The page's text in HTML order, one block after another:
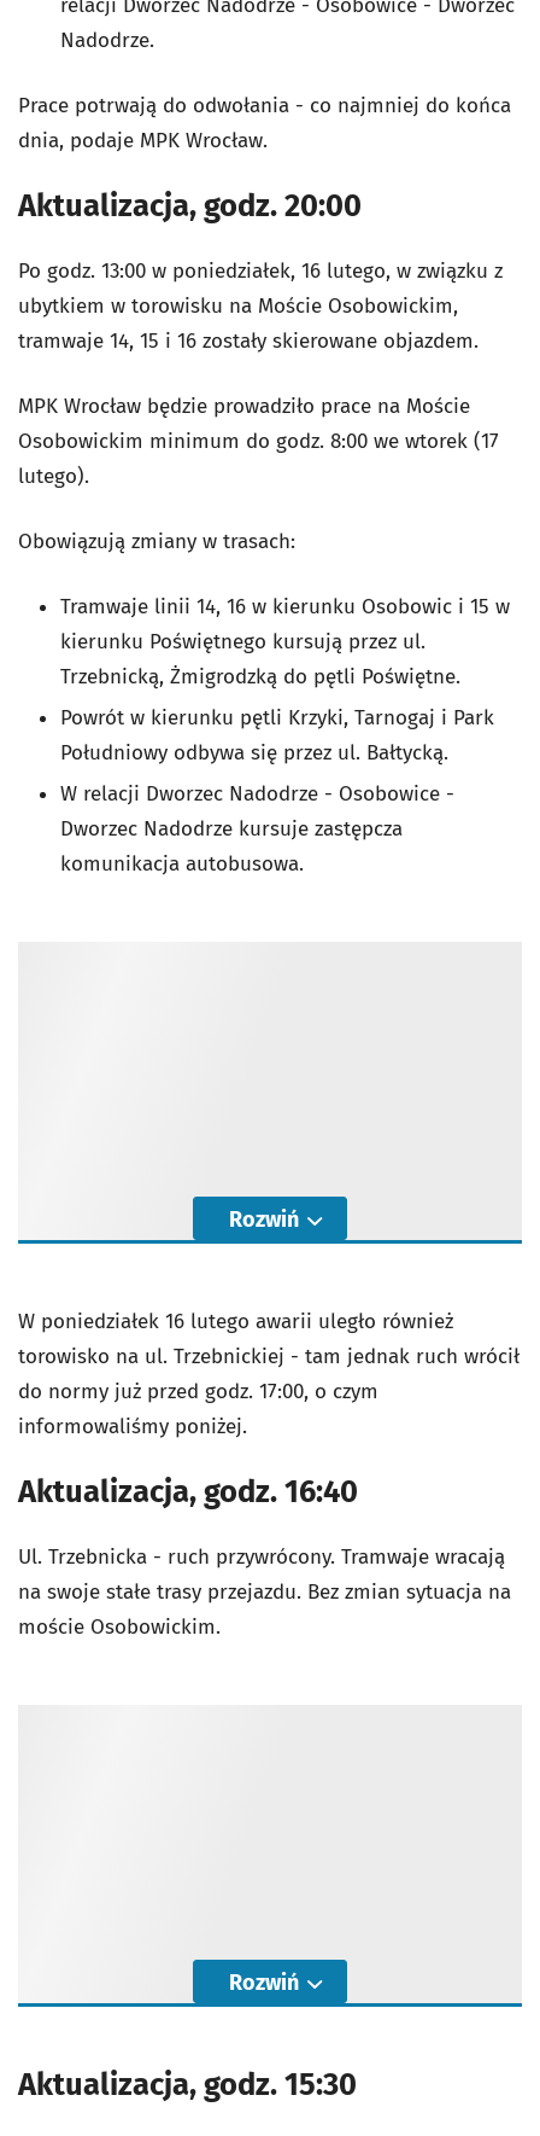
relacji Dworzec Nadodrze - Osobowice - Dworzec
Nadodrze.
Prace potrwają do odwołania - co najmniej do końca
dnia, podaje MPK Wrocław.
Aktualizacja, godz. 20:00
Po godz. 13:00 w poniedziałek, 16 lutego, w związku z
ubytkiem w torowisku na Moście Osobowickim,
tramwaje 14, 15 i 16 zostały skierowane objazdem.
MPK Wrocław będzie prowadziło prace na Moście
Osobowickim minimum do godz. 8:00 we wtorek (17
lutego).
Obowiązują zmiany w trasach:
Tramwaje linii 14, 16 w kierunku Osobowic i 15 w
kierunku Poświętnego kursują przez ul.
Trzebnicką, Żmigrodzką do pętli Poświętne.
Powrót w kierunku pętli Krzyki, Tarnogaj i Park
Południowy odbywa się przez ul. Bałtycką.
W relacji Dworzec Nadodrze - Osobowice -
Dworzec Nadodrze kursuje zastępcza
komunikacja autobusowa.
Rozwiń
W poniedziałek 16 lutego awarii uległo również
torowisko na ul. Trzebnickiej - tam jednak ruch wrócił
do normy już przed godz. 17:00, o czym
informowaliśmy poniżej.
Aktualizacja, godz. 16:40
Ul. Trzebnicka - ruch przywrócony. Tramwaje wracają
na swoje stałe trasy przejazdu. Bez zmian sytuacja na
moście Osobowickim.
Rozwiń
Aktualizacja, godz. 15:30